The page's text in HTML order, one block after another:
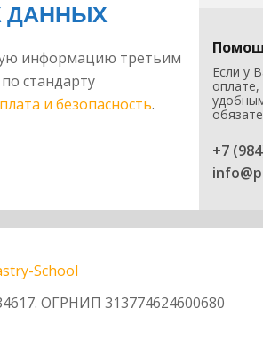
ДАННЫХ
информацию третьим
стандарту
и безопасность.
Если у
+7
School
ОГРНИП 313774624600680